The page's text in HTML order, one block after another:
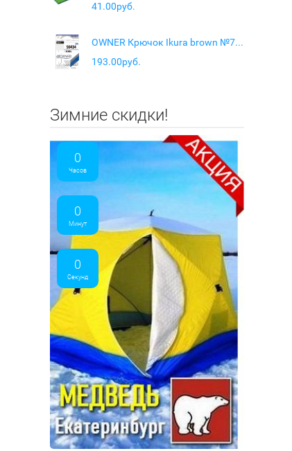
41.00руб.
OWNER Крючок Ikura brown №7 16шт
193.00руб.
Зимние скидки!
0
Часов
0
Минут
0
Секунд